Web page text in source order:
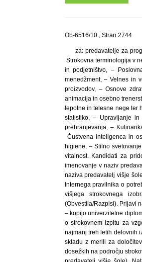
Ob-6516/10 , Stran 2744
za: predavatelje za
Strokovna terminologija v
in podjetništvo, –
menedžment, – Velnes in
proizvodov, – Osnove
animacija in osebno
lepotne in telesne nege ter
statistiko, – Upravljanje
prehranjevanja, –
Čustvena inteligenca in
higiene, – Stilno
vitalnost. Kandidati za
imenovanje v naziv
naziva predavatelj višje
Internega pravilnika o
višjega strokovnega
(Obvestila/Razpisi). Prijavi
– kopijo univerzitetne
o strokovnem izpitu za
najmanj treh letih delovnih
skladu z merili za
dosežkih na področju